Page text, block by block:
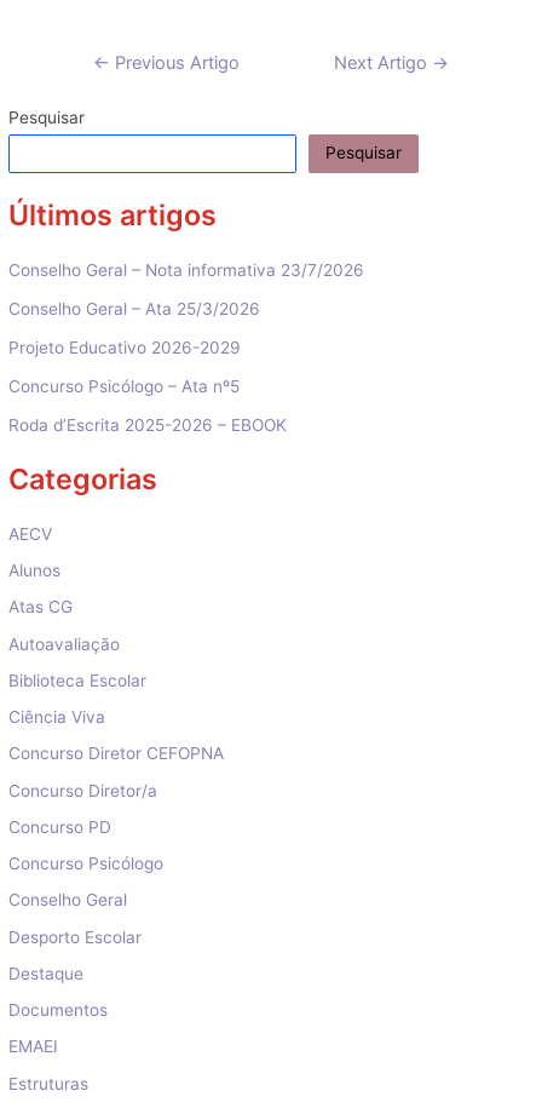
Navegação
artigos
← Previous Artigo Next Artigo →
Pesquisar
Pesquisar
Últimos artigos
Conselho Geral – Nota informativa 23/7/2026
Conselho Geral – Ata 25/3/2026
Projeto Educativo 2026-2029
Concurso Psicólogo – Ata nº5
Roda d’Escrita 2025-2026 – EBOOK
Categorias
AECV
Alunos
Atas CG
Autoavaliação
Biblioteca Escolar
Ciência Viva
Concurso Diretor CEFOPNA
Concurso Diretor/a
Concurso PD
Concurso Psicólogo
Conselho Geral
Desporto Escolar
Destaque
Documentos
EMAEI
Estruturas